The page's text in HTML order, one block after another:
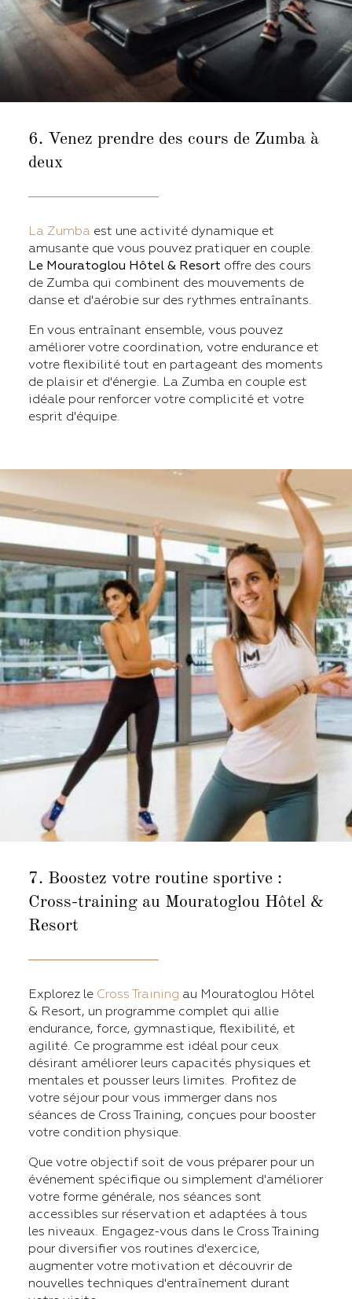
6. Venez prendre des cours de Zumba à
deux
La Zumba est une activité dynamique et
amusante que vous pouvez pratiquer en couple.
Le Mouratoglou Hôtel & Resort offre des cours
de Zumba qui combinent des mouvements de
danse et d'aérobie sur des rythmes entraînants.
En vous entraînant ensemble, vous pouvez
améliorer votre coordination, votre endurance et
votre flexibilité tout en partageant des moments
de plaisir et d'énergie. La Zumba en couple est
idéale pour renforcer votre complicité et votre
esprit d'équipe.
7. Boostez votre routine sportive :
Cross-training au Mouratoglou Hôtel &
Resort
Explorez le Cross Training au Mouratoglou Hôtel
& Resort, un programme complet qui allie
endurance, force, gymnastique, flexibilité, et
agilité. Ce programme est idéal pour ceux
désirant améliorer leurs capacités physiques et
mentales et pousser leurs limites. Profitez de
votre séjour pour vous immerger dans nos
séances de Cross Training, conçues pour booster
votre condition physique.
Que votre objectif soit de vous préparer pour un
événement spécifique ou simplement d'améliorer
votre forme générale, nos séances sont
accessibles sur réservation et adaptées à tous
les niveaux. Engagez-vous dans le Cross Training
pour diversifier vos routines d'exercice,
augmenter votre motivation et découvrir de
nouvelles techniques d'entraînement durant